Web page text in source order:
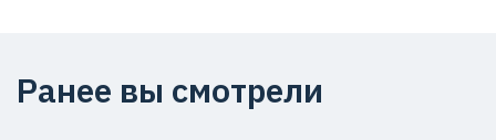
Ранее вы смотрели